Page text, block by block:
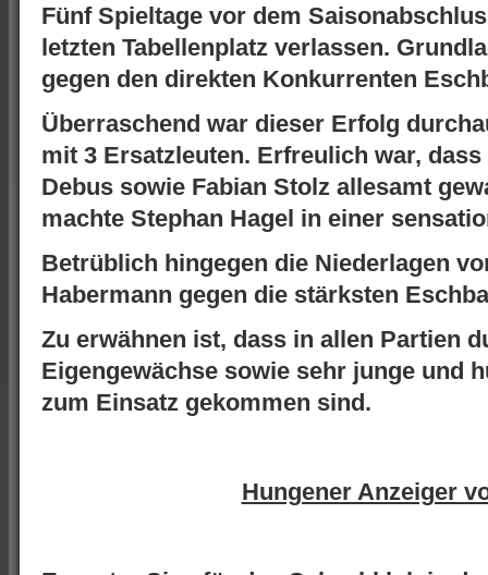
Fünf Spieltage vor dem
letzten Tabellenplatz verlassen.
gegen den direkten Konkurrenten
Überraschend war dieser Erfolg
mit 3 Ersatzleuten. Erfreulich war,
Debus sowie Fabian Stolz allesamt
machte Stephan Hagel in einer
Betrüblich hingegen die Niederlagen
Habermann gegen die stärksten
Zu erwähnen ist, dass in allen Partien
Eigengewächse sowie sehr junge und
zum Einsatz gekommen sind.
Hungener Anzeiger